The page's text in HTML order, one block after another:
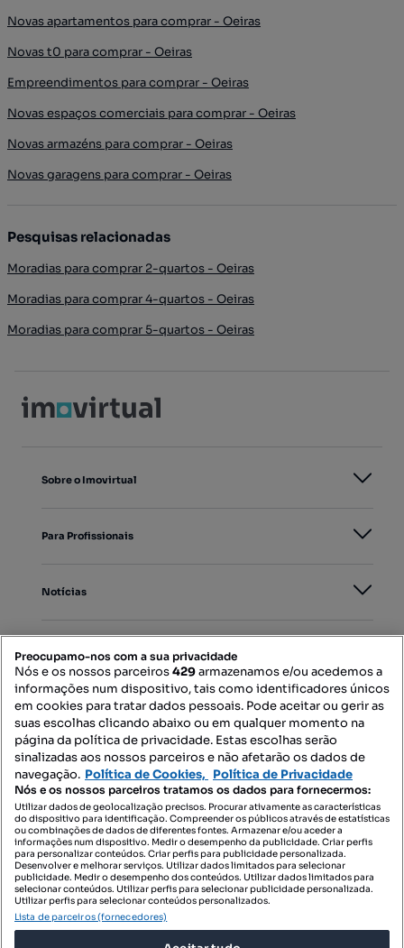
Novas apartamentos para comprar - Oeiras
Novas t0 para comprar - Oeiras
Empreendimentos para comprar - Oeiras
Novas espaços comerciais para comprar - Oeiras
Novas armazéns para comprar - Oeiras
Novas garagens para comprar - Oeiras
Pesquisas relacionadas
Moradias para comprar 2-quartos - Oeiras
Moradias para comprar 4-quartos - Oeiras
Moradias para comprar 5-quartos - Oeiras
Sobre o Imovirtual
Para Profissionais
Notícias
Mapa do Site
Contacte-nos
SIGA-NOS:
DESCARREGAR NA:
Preocupamo-nos com a sua privacidade
Nós e os nossos parceiros429armazenamos e/ou acedemos a
informações num dispositivo, tais como identificadores únicos
em cookies para tratar dados pessoais. Pode aceitar ou gerir as
suas escolhas clicando abaixo ou em qualquer momento na
página da política de privacidade. Estas escolhas serão
sinalizadas aos nossos parceiros e não afetarão os dados de
navegação. Política de Cookies, Política de Privacidade
Nós e os nossos parceiros tratamos os dados para fornecermos:
Utilizar dados de geolocalização precisos. Procurar ativamente as características
do dispositivo para identificação. Compreender os públicos através de estatísticas
ou combinações de dados de diferentes fontes. Armazenar e/ou aceder a
informações num dispositivo. Medir o desempenho da publicidade. Criar perfis
para personalizar conteúdos. Criar perfis para publicidade personalizada.
Desenvolver e melhorar serviços. Utilizar dados limitados para selecionar
publicidade. Medir o desempenho dos conteúdos. Utilizar dados limitados para
selecionar conteúdos. Utilizar perfis para selecionar publicidade personalizada.
Utilizar perfis para selecionar conteúdos personalizados.
Lista de parceiros (fornecedores)